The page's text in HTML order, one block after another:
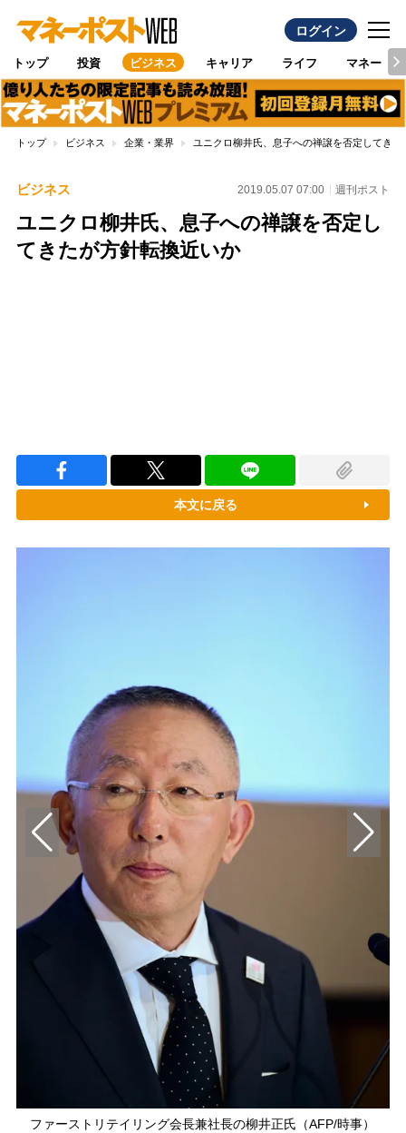
ログイン
トップ 投資 ビジネス キャリア ライフ マネー
トップ ビジネス 企業・業界 ユニクロ柳井氏、息子への禅譲を否定してき
ビジネス 2019.05.07 07:00 週刊ポスト
ユニクロ柳井氏、息子への禅譲を否定し
てきたが方針転換近いか
本文に戻る
ファーストリテイリング会長兼社長の柳井正氏（AFP/時事）